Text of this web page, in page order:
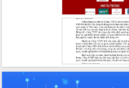
hiện nhiệm vụ quản lý tài sản công
Tháo gỡ những vướng mắc, đẩy mạnh
công tác cải cách thủ tục hành chính
tại Trung tâm Phục vụ hành chính
Đắk Lắk: Tôn vinh 46 giải pháp tại Hội
thi Sáng tạo Kỹ thuật 2024 - 2025